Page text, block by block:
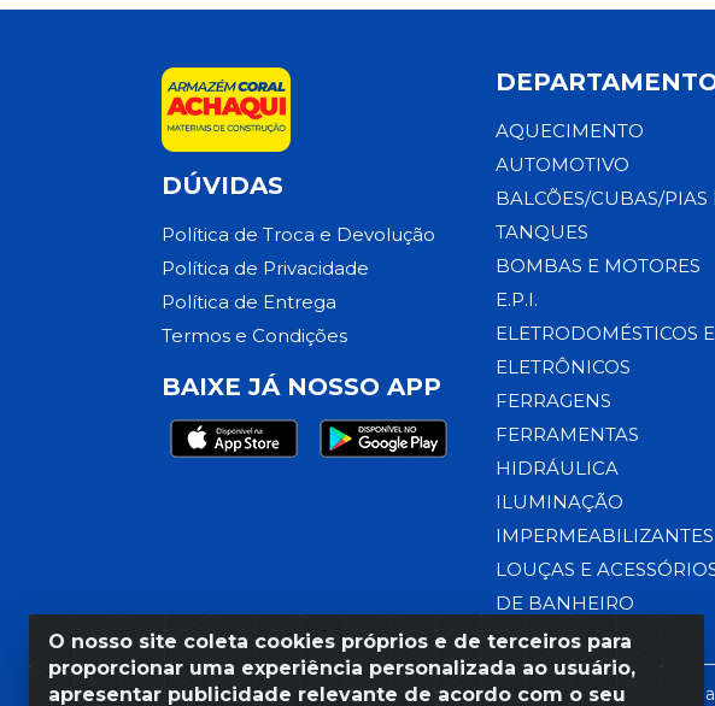
O nosso site coleta cookies próprios e de terceiros para
proporcionar uma experiência personalizada ao usuário,
apresentar publicidade relevante de acordo com o seu
DÚVIDAS
Política de Troca e Devolução
Política de Privacidade
Política de Entrega
Termos e Condições
BAIXE JÁ NOSSO APP
AQUECIMENTO
AUTOMOTIVO
BALCÕES/CUBAS/PIAS
TANQUES
BOMBAS E MOTORES
E.P.I.
ELETRODOMÉSTICOS E
ELETRÔNICOS
FERRAGENS
FERRAMENTAS
HIDRÁULICA
ILUMINAÇÃO
IMPERMEABILIZANTES
LOUÇAS E
DE BANHEIRO
Razão Social: Armazém Coral LTDA - Rua da